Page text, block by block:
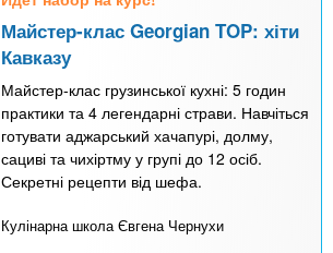
Майстер-клас Georgian TOP: хіти
Кавказу
Майстер-клас грузинської кухні: 5 годин
практики та 4 легендарні страви. Навчіться
готувати аджарський хачапурі, долму,
сациві та чихіртму у групі до 12 осіб.
Секретні рецепти від шефа.
Кулінарна школа Євгена Чернухи